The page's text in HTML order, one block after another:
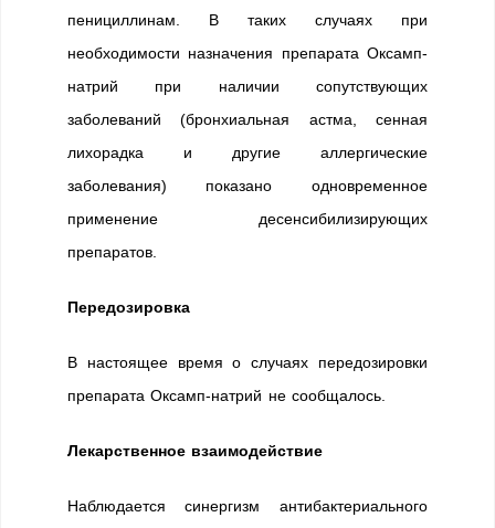
пенициллинам. В таких случаях при
необходимости назначения препарата Оксамп-
натрий при наличии сопутствующих
заболеваний (бронхиальная астма, сенная
лихорадка и другие аллергические
заболевания) показано одновременное
применение десенсибилизирующих
препаратов.
Передозировка
В настоящее время о случаях передозировки
препарата Оксамп-натрий не сообщалось.
Лекарственное взаимодействие
Наблюдается синергизм антибактериального